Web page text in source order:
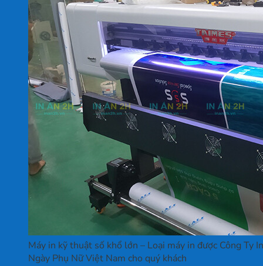
Máy in kỹ thuật số khổ lớn – Loại máy in được Công Ty
Ngày Phụ Nữ Việt Nam cho quý khách